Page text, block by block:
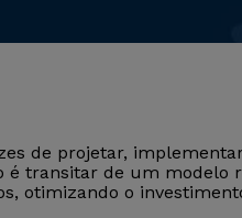
de projetar,
é transitar de um modelo
otimizando o